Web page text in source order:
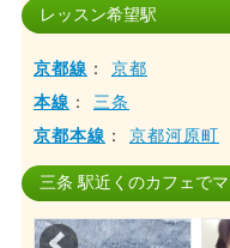
レッスン希望駅
京都線 ： 京都
本線 ： 三条
京都本線 ： 京都河原町
三条 駅近くのカフェで
Prev